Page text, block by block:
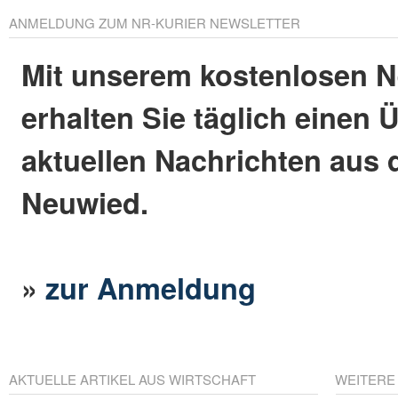
ANMELDUNG ZUM NR-KURIER NEWSLETTER
Mit unserem kostenlosen
erhalten Sie täglich einen
aktuellen Nachrichten aus
Neuwied.
»zur Anmeldung
AKTUELLE ARTIKEL AUS WIRTSCHAFT